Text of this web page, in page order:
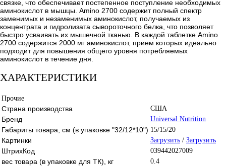
связке, что обеспечивает постепенное поступление необходимых
аминокислот в мышцы. Amino 2700 содержит полный спектр
заменимых и незаменимых аминокислот, получаемых из
концентрата и гидролизата сывороточного белка, что позволяет
быстро усваивать их мышечной тканью. В каждой таблетке Amino
2700 содержится 2000 мг аминокислот, прием которых идеально
подходит для повышения общего уровня потребляемых
аминокислот в течение дня.
ХАРАКТЕРИСТИКИ
Прочие
Страна производства США
Бренд Universal Nutrition
Габариты товара, см (в упаковке "32/12*10") 15/15/20
Картинки Загрузить / Загрузить
ШтрихКод 039442027009
вес товара (в упаковке для ТК), кг 0.4